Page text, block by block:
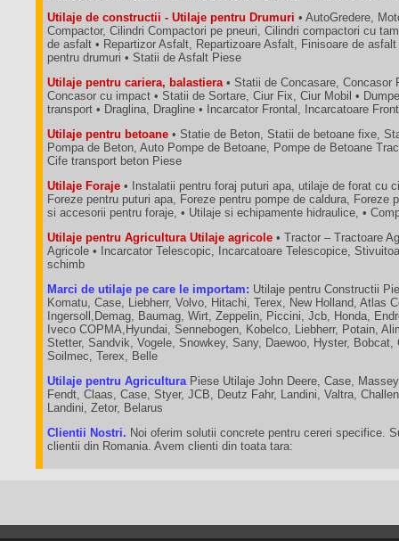
Utilaje de constructii - Utilaje pentru Drumuri • AutoGredere,
Compactor, Cilindri Compactori pe pneuri, Cilindri compactori cu
de asfalt • Repartizor Asfalt, Repartizoare Asfalt, Finisoare de
pentru drumuri • Statii de Asfalt Piese
Utilaje pentru cariera, balastiera • Statii de Concasare, Concasor
Concasor cu impact • Statii de Sortare, Ciur Fix, Ciur Mobil •
transport • Draglina, Dragline • Incarcator Frontal, Incarcatoare
Utilaje pentru betoane • Statie de Beton, Statii de betoane fixe,
Pompa de Beton, Auto Pompe de Betoane, Pompe de Betoane
Cife transport beton Piese
Utilaje Foraje • Instalatii pentru foraj puturi apa, utilaje de forat cu
Foreze pentru puturi apa, Foreze pentru pompe de caldura, Foreze
si accesorii pentru foraje, • Utilaje si echipamente hidraulice, •
Utilaje pentru Agricultura Utilaje agricole • Tractor – Tractoare
Agricole • Incarcator Telescopic, Incarcatoare Telescopice,
schimb
Marci de utilaje pe care le importam: Utilaje pentru Constructii
Komatu, Case, Liebherr, Volvo, Hitachi, Terex, New Holland, Atlas
Ingersoll,Demag, Baumag, Wirt, Zeppelin, Piccini, Jcb, Honda,
Iveco COPMA,Hyundai, Sennebogen, Kobelco, Liebherr, Potain,
Stetter, Sandvik, Vogele, Snowkey, Sany, Daewoo, Hyster, Bobcat,
Soilmec, Terex, Belle
Utilaje pentru Agricultura Piese Utilaje John Deere, Case,
Fendt, Claas, Case, Styer, JCB, Deutz Fahr, Landini, Valtra,
Landini, Zetor, Belarus
Clientii Nostri. Noi oferim solutii concrete pentru cereri specifice.
clientii din Romania. Avem clienti din toata tara: